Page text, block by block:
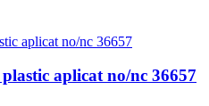
aplicat no/nc 36657